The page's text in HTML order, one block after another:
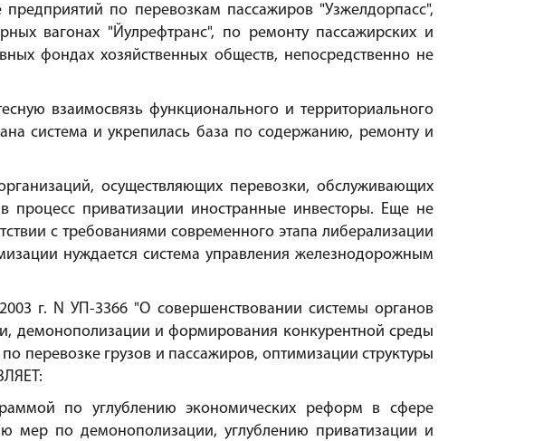
по перевозкам пассажиров "Узжелдорпасс",
вагонах "Йулрефтранс", по ремонту пассажирских и
фондах хозяйственных обществ, непосредственно не
взаимосвязь функционального и территориального
система и укрепилась база по содержанию, ремонту и
осуществляющих перевозки, обслуживающих
процесс приватизации иностранные инвесторы. Еще не
с требованиями современного этапа либерализации
нуждается система управления железнодорожным
г. N УП-3366 "О совершенствовании системы органов
демонополизации и формирования конкурентной среды
перевозке грузов и пассажиров, оптимизации структуры
по углублению экономических реформ в сфере
мер по демонополизации, углублению приватизации и